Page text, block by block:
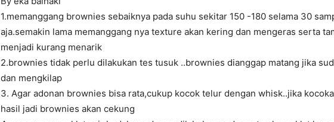
1.memanggang brownies sebaiknya pada suhu sekitar 150 -180 selama 30
aja.semakin lama memanggang nya texture akan kering dan mengeras serta
menjadi kurang menarik
2.brownies tidak perlu dilakukan tes tusuk ..brownies dianggap matang jika
dan mengkilap
3. Agar adonan brownies bisa rata,cukup kocok telur dengan whisk..jika
hasil jadi brownies akan cekung